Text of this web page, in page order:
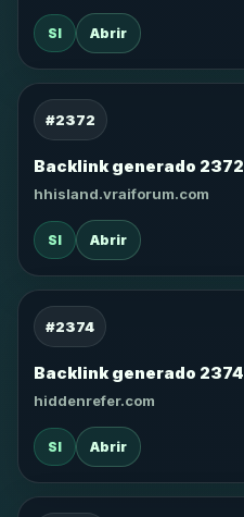
SI Abrir
#2372
Backlink generado 2372
hhisland.vraiforum.com
SI Abrir
#2374
Backlink generado 2374
hiddenrefer.com
SI Abrir